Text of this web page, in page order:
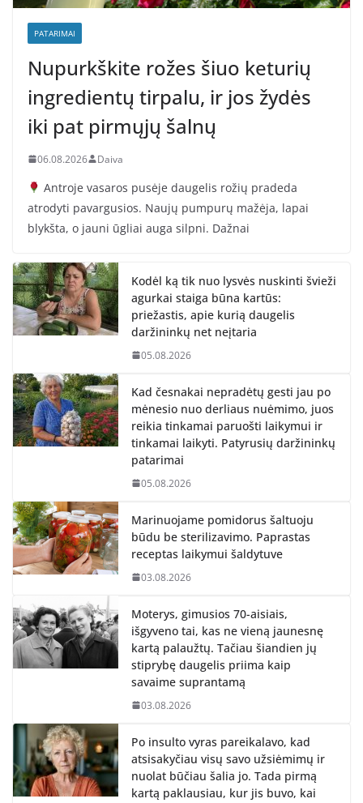
PATARIMAI
Nupurkškite rožes šiuo keturių
ingredientų tirpalu, ir jos žydės
iki pat pirmųjų šalnų
06.08.2026 Daiva
Antroje vasaros pusėje daugelis rožių pradeda
atrodyti pavargusios. Naujų pumpurų mažėja, lapai
blykšta, o jauni ūgliai auga silpni. Dažnai
Kodėl ką tik nuo lysvės nuskinti švieži
agurkai staiga būna kartūs:
priežastis, apie kurią daugelis
daržininkų net neįtaria
05.08.2026
Kad česnakai nepradėtų gesti jau po
mėnesio nuo derliaus nuėmimo, juos
reikia tinkamai paruošti laikymui ir
tinkamai laikyti. Patyrusių daržininkų
patarimai
05.08.2026
Marinuojame pomidorus šaltuoju
būdu be sterilizavimo. Paprastas
receptas laikymui šaldytuve
03.08.2026
Moterys, gimusios 70-aisiais,
išgyveno tai, kas ne vieną jaunesnę
kartą palaužtų. Tačiau šiandien jų
stiprybę daugelis priima kaip
savaime suprantamą
03.08.2026
Po insulto vyras pareikalavo, kad
atsisakyčiau visų savo užsiėmimų ir
nuolat būčiau šalia jo. Tada pirmą
kartą paklausiau, kur jis buvo, kai